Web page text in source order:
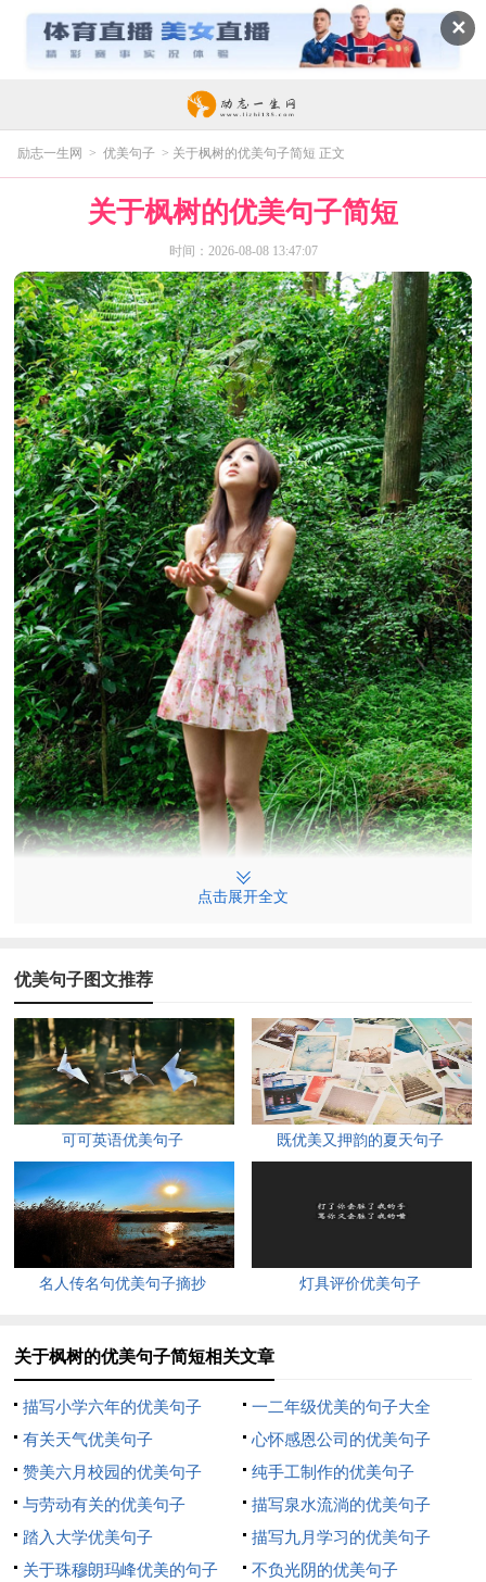
✕
励志一生网 > 优美句子 > 关于枫树的优美句子简短 正文
关于枫树的优美句子简短
时间：2026-08-08 13:47:07
1、瞧，那枫树叶火红火红，红得发光，红得鲜亮，在秋风吹拂
下一个劲儿地飘舞，在夕阳照耀下一个劲地笑，在人们的称赞中
一个劲儿地展示自己柔美的身资。望着火红的枫树，我不禁想起
了唐代诗人杜牧的诗句："霜叶红于二月花。"
2、一抹火红跃人我的眼帘，是新移栽的枫树。它们瘦而光滑的
树干，像水墨画中苍劲有力的几笔白描，在宣纸上洒几滴血泪，
便是火红的枫叶。那样纯粹的火红惊艳了我的双眼，几乎在我黯
淡的眼角燃烧起来。
3、清晨，迎着清新的凉爽的秋风，洒落了一地的枫叶随风飘
红了，有的半红半绿。红透了的枫叶就向熟透了的红苹果。枫叶
4、秋来了，就连大自然也慢了，大山慢慢地红了，也黄了。枫
树的红叶子慢悠悠地飘落在地，大地有黄黄的草，有红红的叶，
铺了个黄红相交地毯，真的很美很美！果园里，苹果香，梨子
香，还有橘子香……果香飘满了整个果园，令人陶醉于此。
点击展开全文
优美句子图文推荐
可可英语优美句子 既优美又押韵的夏天句子
名人传名句优美句子摘抄 灯具评价优美句子
关于枫树的优美句子简短相关文章
描写小学六年的优美句子
一二年级优美的句子大全
有关天气优美句子
心怀感恩公司的优美句子
赞美六月校园的优美句子
纯手工制作的优美句子
与劳动有关的优美句子
描写泉水流淌的优美句子
踏入大学优美句子
描写九月学习的优美句子
关于珠穆朗玛峰优美的句子
不负光阴的优美句子